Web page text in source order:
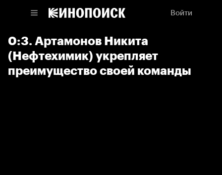
Войти
0:3. Артамонов Никита
(Нефтехимик) укрепляет
преимущество своей команды